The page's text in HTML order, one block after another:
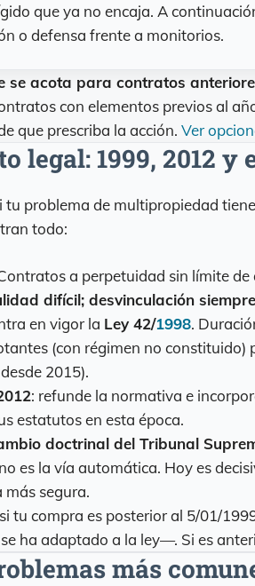
que ya no encaja. A
o defensa frente a monitorios.
se acota para contratos
con elementos previos al
que prescriba la acción. Ver
legal: 1999, 2012
tu problema de multipropiedad
todo:
a perpetuidad sin límite
difícil; desvinculación
en vigor la Ley 42/1998.
(con régimen no constituido)
2015).
: refunde la normativa e
estatutos en esta época.
doctrinal del Tribunal
es la vía automática. Hoy es
más segura.
si tu compra es posterior al 5/01/
ha adaptado a la ley—. Si es
más